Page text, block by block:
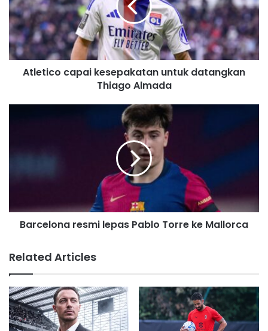
a
i
l
a
dAtletico capai kesepakatan untuk datangkan
Thiago Almada
Barcelona resmi lepas Pablo Torre ke Mallorca
Related Articles